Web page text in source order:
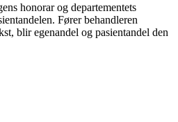
honorar og departementets
. Fører behandleren
, blir egenandel og pasientandel den